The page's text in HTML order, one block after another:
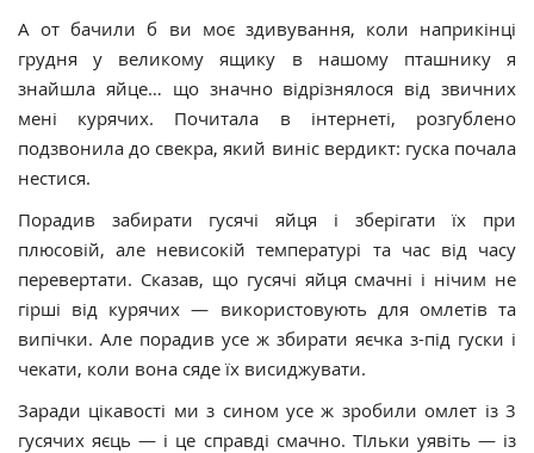
А от бачили б ви моє здивування, коли наприкінці
грудня у великому ящику в нашому пташнику я
знайшла яйце… що значно відрізнялося від звичних
мені курячих. Почитала в інтернеті, розгублено
подзвонила до свекра, який виніс вердикт: гуска почала
нестися.
Порадив забирати гусячі яйця і зберігати їх при
плюсовій, але невисокій температурі та час від часу
перевертати. Сказав, що гусячі яйця смачні і нічим не
гірші від курячих — використовують для омлетів та
випічки. Але порадив усе ж збирати яєчка з-під гуски і
чекати, коли вона сяде їх висиджувати.
Заради цікавості ми з сином усе ж зробили омлет із 3
гусячих яєць — і це справді смачно. ТІльки уявіть — із